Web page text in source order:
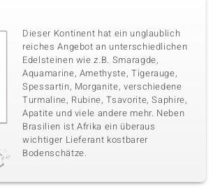
Dieser Kontinent hat ein unglaublich
reiches Angebot an unterschiedlichen
Edelsteinen wie z.B. Smaragde,
Aquamarine, Amethyste, Tigerauge,
Spessartin, Morganite, verschiedene
Turmaline, Rubine, Tsavorite, Saphire,
Apatite und viele andere mehr. Neben
Brasilien ist Afrika ein überaus
wichtiger Lieferant kostbarer
Bodenschätze.